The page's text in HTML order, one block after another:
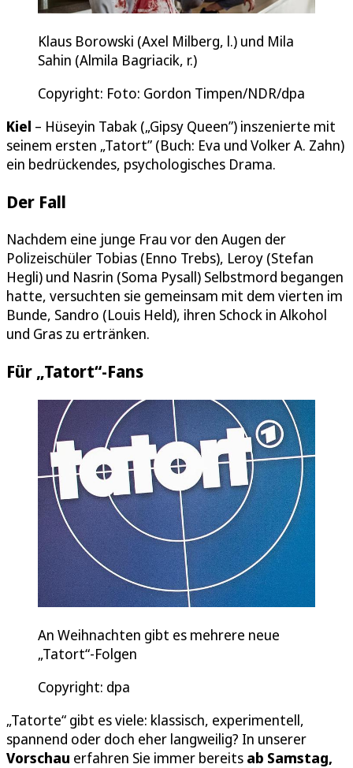
Klaus Borowski (Axel Milberg, l.) und Mila
Sahin (Almila Bagriacik, r.)
Copyright: Foto: Gordon Timpen/NDR/dpa
Kiel – Hüseyin Tabak („Gipsy Queen”) inszenierte mit
seinem ersten „Tatort” (Buch: Eva und Volker A. Zahn)
ein bedrückendes, psychologisches Drama.
Der Fall
Nachdem eine junge Frau vor den Augen der
Polizeischüler Tobias (Enno Trebs), Leroy (Stefan
Hegli) und Nasrin (Soma Pysall) Selbstmord begangen
hatte, versuchten sie gemeinsam mit dem vierten im
Bunde, Sandro (Louis Held), ihren Schock in Alkohol
und Gras zu ertränken.
Für „Tatort“-Fans
An Weihnachten gibt es mehrere neue
„Tatort“-Folgen
Copyright: dpa
„Tatorte“ gibt es viele: klassisch, experimentell,
spannend oder doch eher langweilig? In unserer
Vorschau erfahren Sie immer bereits ab Samstag,